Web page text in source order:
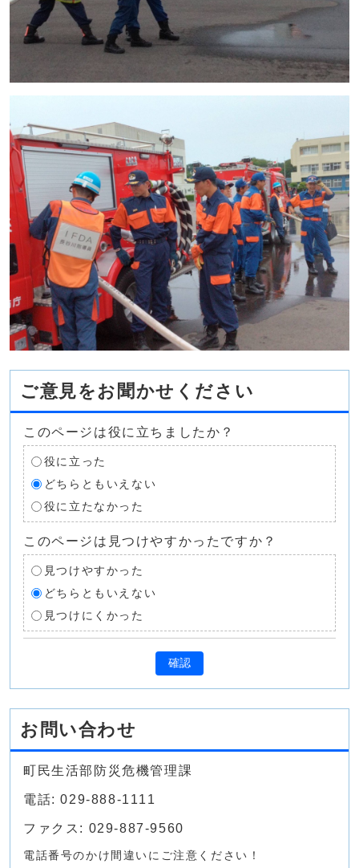
ご意見をお聞かせください
このページは役に立ちましたか？
役に立った
どちらともいえない
役に立たなかった
このページは見つけやすかったですか？
見つけやすかった
どちらともいえない
見つけにくかった
確認
お問い合わせ
町民生活部防災危機管理課
電話: 029-888-1111
ファクス: 029-887-9560
電話番号のかけ間違いにご注意ください！